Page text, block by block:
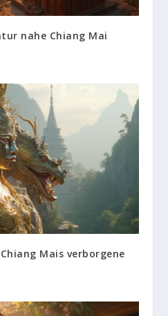
nahe Chiang Mai
Mais verborgene